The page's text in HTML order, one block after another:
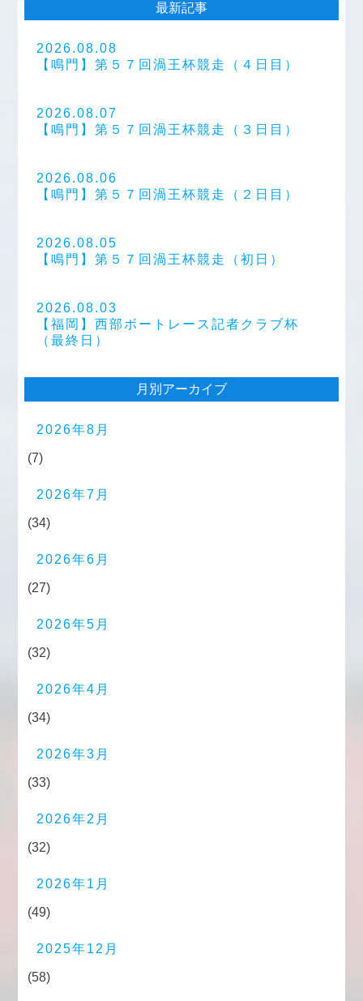
最新記事
2026.08.08
【鳴門】第５７回渦王杯競走（４日目）
2026.08.07
【鳴門】第５７回渦王杯競走（３日目）
2026.08.06
【鳴門】第５７回渦王杯競走（２日目）
2026.08.05
【鳴門】第５７回渦王杯競走（初日）
2026.08.03
【福岡】西部ボートレース記者クラブ杯
（最終日）
月別アーカイブ
2026年8月
(7)
2026年7月
(34)
2026年6月
(27)
2026年5月
(32)
2026年4月
(34)
2026年3月
(33)
2026年2月
(32)
2026年1月
(49)
2025年12月
(58)